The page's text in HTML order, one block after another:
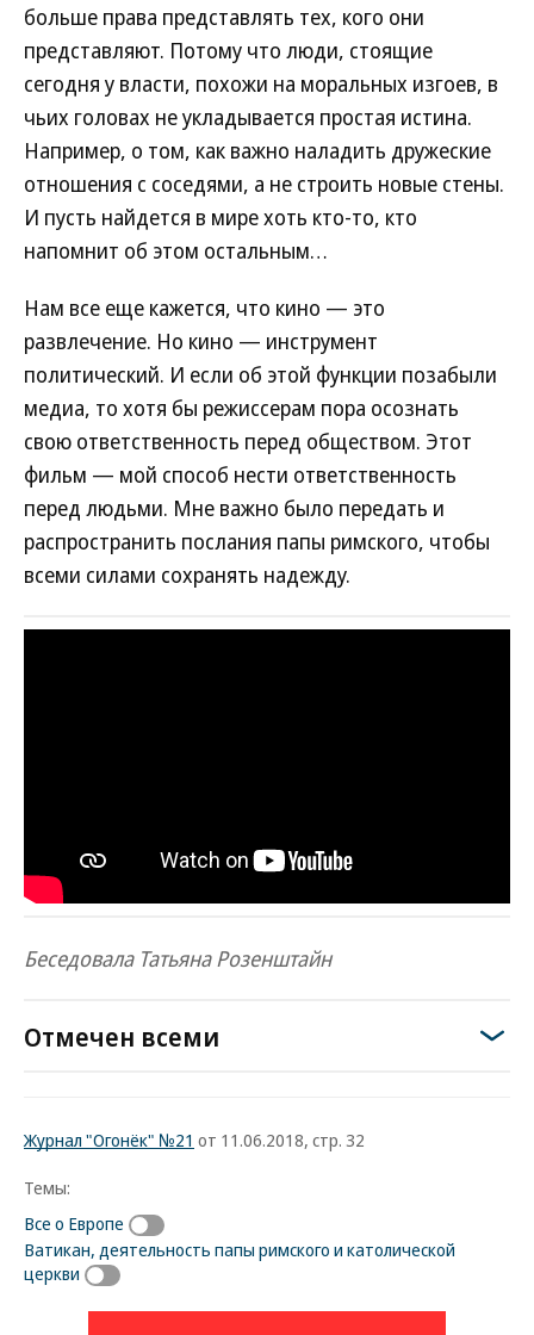
больше права представлять тех, кого они
представляют. Потому что люди, стоящие
сегодня у власти, похожи на моральных изгоев, в
чьих головах не укладывается простая истина.
Например, о том, как важно наладить дружеские
отношения с соседями, а не строить новые стены.
И пусть найдется в мире хоть кто-то, кто
напомнит об этом остальным…
Нам все еще кажется, что кино — это
развлечение. Но кино — инструмент
политический. И если об этой функции позабыли
медиа, то хотя бы режиссерам пора осознать
свою ответственность перед обществом. Этот
фильм — мой способ нести ответственность
перед людьми. Мне важно было передать и
распространить послания папы римского, чтобы
всеми силами сохранять надежду.
Беседовала Татьяна Розенштайн
Отмечен всеми
Журнал "Огонёк" №21 от 11.06.2018, стр. 32
Темы:
Все о Европе
Ватикан, деятельность папы римского и католической
церкви